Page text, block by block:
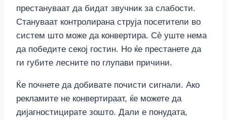
престануваат да бидат звучник за слабости.
Стануваат контролирана струја посетители во
систем што може да конвертира. Сѐ уште нема
да победите секој гостин. Но ќе престанете да
ги губите лесните по глупави причини.
Ќе почнете да добивате почисти сигнали. Ако
рекламите не конвертираат, ќе можете да
дијагностицирате зошто. Дали е понудата,